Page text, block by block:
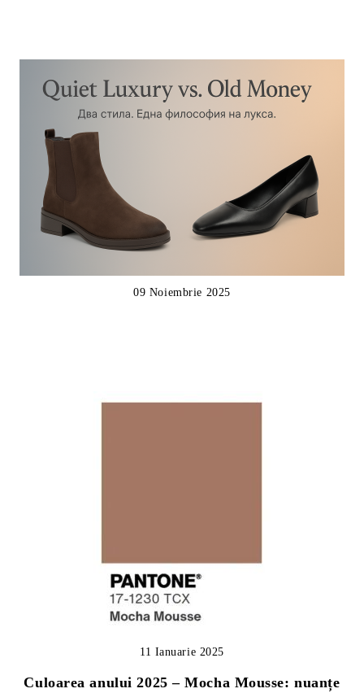
09 Noiembrie 2025
Culoarea anului 2025 – Mocha Mousse: nuanțe
11 Ianuarie 2025